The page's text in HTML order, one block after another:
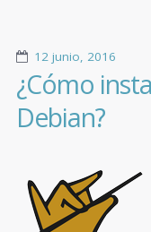
12 junio, 2016
¿Cómo
Debian?